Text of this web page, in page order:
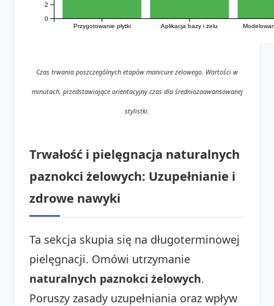
Przygotowanie płytki Aplikacja bazy i żelu
0
2
Czas trwania poszczególnych etapów manicure żelowego. Wartości w
minutach, przedstawiające orientacyjny czas dla średniozaawansowanej
stylistki.
Trwałość i pielęgnacja naturalnych
paznokci żelowych: Uzupełnianie i
zdrowe nawyki
Ta sekcja skupia się na długoterminowej
pielęgnacji. Omówi utrzymanie
naturalnych paznokci żelowych.
Poruszy zasady uzupełniania oraz wpływ